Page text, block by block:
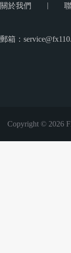
關於我們 |
郵箱：
Copyright © 2026